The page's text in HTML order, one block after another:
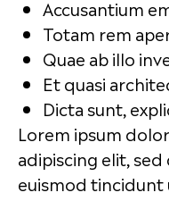
Accusantium
Totam rem
Quae ab illo
Et quasi
Dicta sunt,
Lorem ipsum
adipiscing elit,
euismod